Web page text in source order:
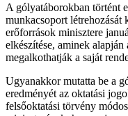
A gólyatáborokban történt
munkacsoport létrehozását
erőforrások minisztere
elkészítése, aminek
megalkothatják a saját
Ugyanakkor mutatta be a
eredményét az oktatási
felsőoktatási törvény